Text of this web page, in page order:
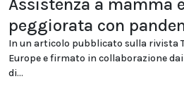
Assistenza a mamma
peggiorata con
In un articolo pubblicato sulla rivista
Europe e firmato in collaborazione
di...